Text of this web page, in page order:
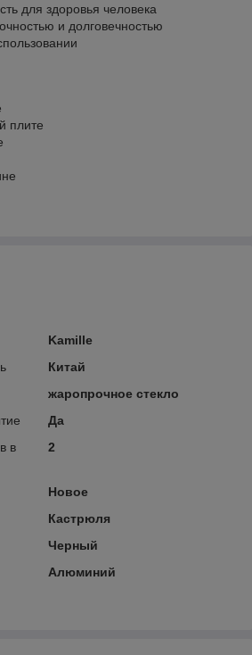
для здоровья человека
и долговечностью
плите
Kamille
Китай
жаропрочное стекло
Да
в
2
Новое
Кастрюля
Черный
Алюминий